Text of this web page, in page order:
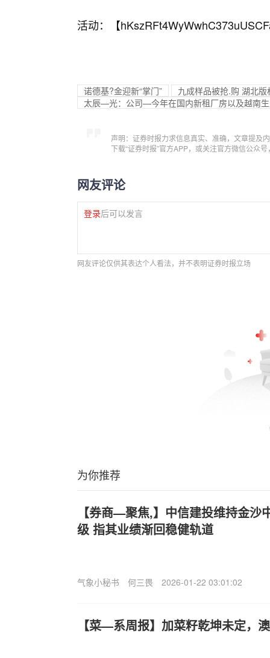
活动：【
诺德基?金迎新“掌门”
九成样品被抢.购 湖北
太辰—光：公司—今年在国内新租厂房以及越南
声明：证券时报力求信息真实、准确，文章提及
下载“证券时报”官方APP，或关注官方微信公众
网友评论
登录后可以发言
网友评论仅供其表达个人看法，并不表明证券时报立场
为你推荐
【券商—聚焦,】中信建投维持金沙
级 指其业绩渐回稳健轨道
气象小秘书 何三畏 2026-01-22 03:01:02
【菜—系周报】加菜籽乾坤未定，